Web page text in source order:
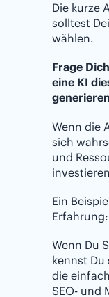
Die kurze
solltest
wählen.
Frage
eine KI
Wenn die
sich
und
Ein
Erfahrung:
Wenn Du
kennst Du
die
SEO- und